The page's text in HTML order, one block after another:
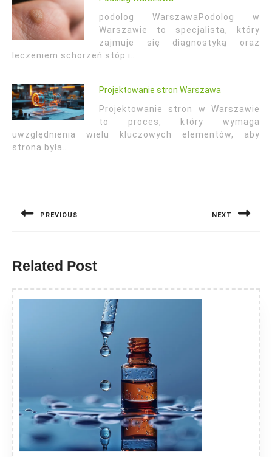
podolog WarszawaPodolog w
Warszawie to specjalista, który
zajmuje się diagnostyką oraz
leczeniem schorzeń stóp i…
Projektowanie stron Warszawa
Projektowanie stron w Warszawie
to proces, który wymaga
uwzględnienia wielu kluczowych elementów, aby
strona była…
PREVIOUS NEXT
Related Post